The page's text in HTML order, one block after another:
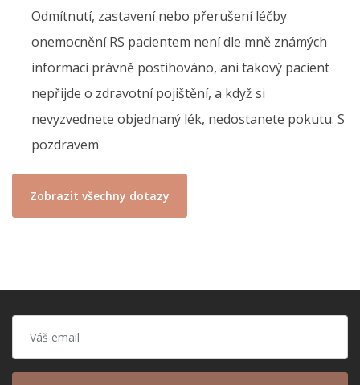
Odmítnutí, zastavení nebo přerušení léčby
onemocnění RS pacientem není dle mně známých
informací právně postihováno, ani takový pacient
nepřijde o zdravotní pojištění, a když si
nevyzvednete objednaný lék, nedostanete pokutu. S
pozdravem
Zobrazit všechny dotazy